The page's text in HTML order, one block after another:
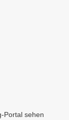
Portal sehen